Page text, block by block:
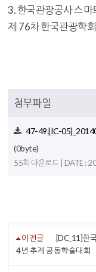
3. 한국관광공사 스
제 76차 한국관광학
첨부파일
47-49.[IC-
(0byte)
55회 다운로드 | DATE :
이전글
[DC_11]한
4년 추계 공동학술대회